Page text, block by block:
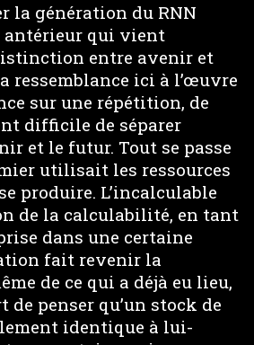
la génération du RNN
antérieur qui vient
entre avenir et
ressemblance ici à l’œuvre
sur une répétition, de
difficile de séparer
et le futur. Tout se passe
utilisait les ressources
produire. L’incalculable
de la calculabilité, en tant
dans une certaine
fait revenir la
de ce qui a déjà eu lieu,
penser qu’un stock de
identique à lui-